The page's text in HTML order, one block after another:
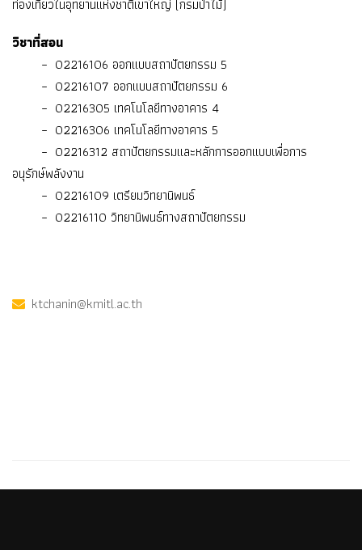
ท่องเที่ยวในอุทยานแห่งชาติเขาใหญ่ (กรมป่าไม้)
วิชาที่สอน
– 02216106 ออกแบบสถาปัตยกรรม 5
– 02216107 ออกแบบสถาปัตยกรรม 6
– 02216305 เทคโนโลยีทางอาคาร 4
– 02216306 เทคโนโลยีทางอาคาร 5
– 02216312 สถาปัตยกรรมและหลักการออกแบบเพื่อการ
อนุรักษ์พลังงาน
– 02216109 เตรียมวิทยานิพนธ์
– 02216110 วิทยานิพนธ์ทางสถาปัตยกรรม
ktchanin@kmitl.ac.th